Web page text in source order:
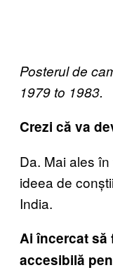
Posterul de
1979 to 1983.
Crezi că va
Da. Mai ales
ideea de
India.
Ai încercat să
accesibilă